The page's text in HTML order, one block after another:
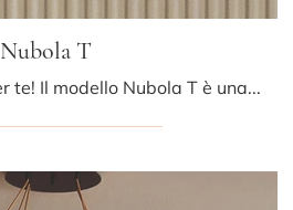
Nubola T
Ecco la luce che fa per te! Il modello Nubola T è una tra le nostre lampade da tavolo di Riflessi.